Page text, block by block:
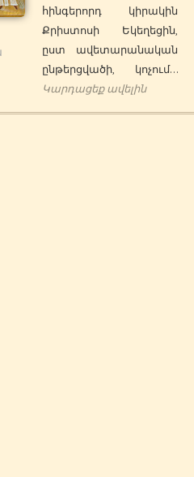
հինգերորդ կիրակին
Քրիստոսի Եկեղեցին,
ըստ ավետարանական
ընթերցվածի, կոչում…
Կարդացեք ավելին